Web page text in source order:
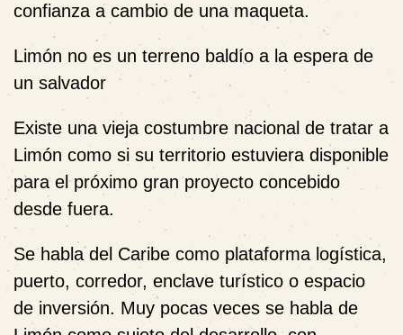
confianza a cambio de una maqueta.
Limón no es un terreno baldío a la espera de
un salvador
Existe una vieja costumbre nacional de tratar a
Limón como si su territorio estuviera disponible
para el próximo gran proyecto concebido
desde fuera.
Se habla del Caribe como plataforma logística,
puerto, corredor, enclave turístico o espacio
de inversión. Muy pocas veces se habla de